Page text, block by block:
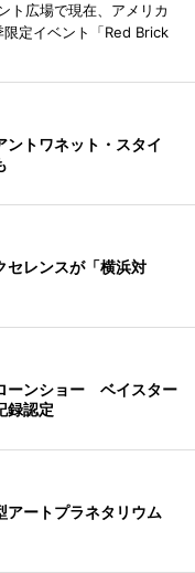
ト広場で現在、アメリカ
定イベント「Red Brick
ントワネット・スタイ
セレンスが「横浜対
ーンショー ベイスター
録認定
アートプラネタリウム